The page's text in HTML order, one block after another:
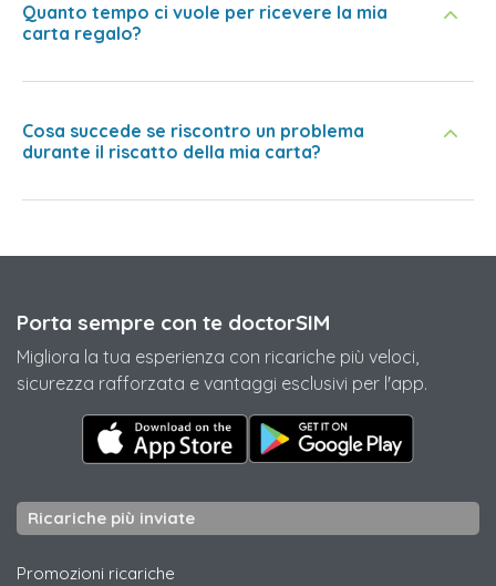
Quanto tempo ci vuole per ricevere la mia
carta regalo?
Cosa succede se riscontro un problema
durante il riscatto della mia carta?
Porta sempre con te doctorSIM
Migliora la tua esperienza con ricariche più veloci,
sicurezza rafforzata e vantaggi esclusivi per l'app.
Ricariche più inviate
Promozioni ricariche